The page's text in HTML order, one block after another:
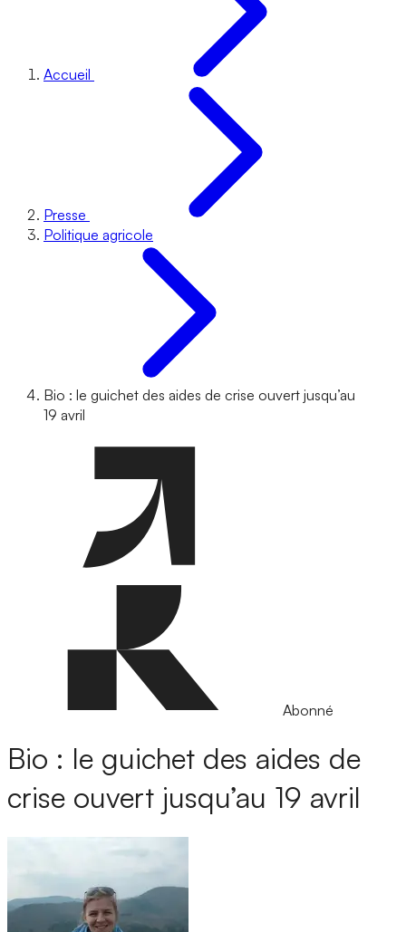
Accueil
Presse
Politique agricole
Bio : le guichet des aides de crise ouvert jusqu’au
19 avril
Abonné
Bio : le guichet des aides de
crise ouvert jusqu’au 19 avril